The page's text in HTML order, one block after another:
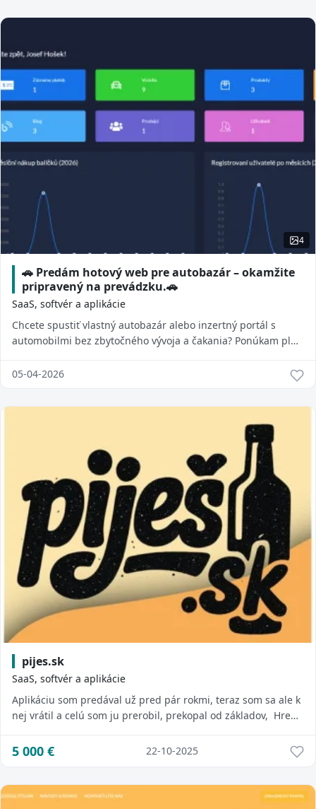
4
🚗 Predám hotový web pre autobazár – okamžite
pripravený na prevádzku.🚗
SaaS, softvér a aplikácie
Chcete spustiť vlastný autobazár alebo inzertný portál s
automobilmi bez zbytočného vývoja a čakania? Ponúkam plne
05-04-2026
pijes.sk
SaaS, softvér a aplikácie
Aplikáciu som predával už pred pár rokmi, teraz som sa ale k
nej vrátil a celú som ju prerobil, prekopal od základov, Hre
5 000 € 22-10-2025